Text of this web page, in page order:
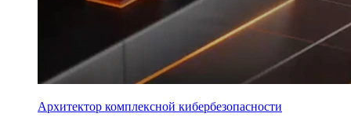
Архитектор комплексной кибербезопасности